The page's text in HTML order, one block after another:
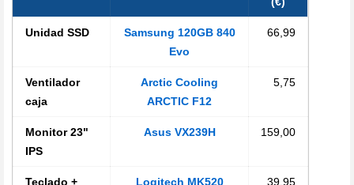
Unidad SSD
Samsung 120GB 840
Evo
66,99
Ventilador
caja
Arctic Cooling
ARCTIC F12
5,75
Monitor 23"
IPS
Asus VX239H 159,00
Teclado +
Logitech MK520 39,95